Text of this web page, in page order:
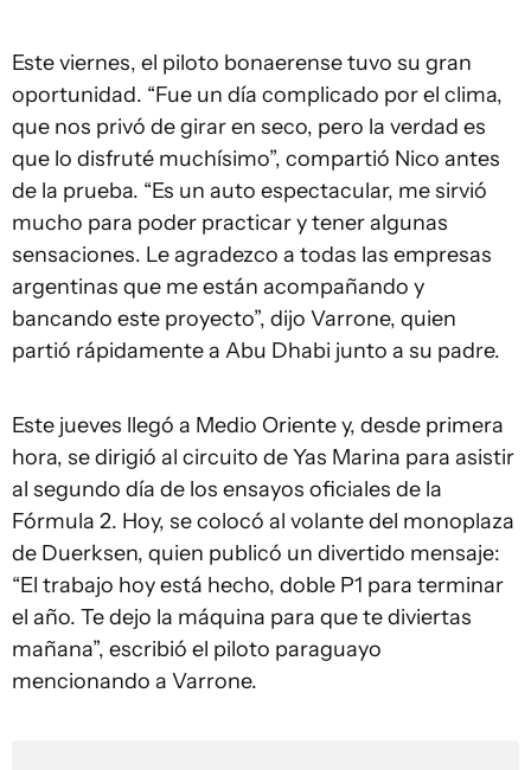
Este viernes, el piloto bonaerense tuvo su gran
oportunidad. “Fue un día complicado por el clima,
que nos privó de girar en seco, pero la verdad es
que lo disfruté muchísimo”, compartió Nico antes
de la prueba. “Es un auto espectacular, me sirvió
mucho para poder practicar y tener algunas
sensaciones. Le agradezco a todas las empresas
argentinas que me están acompañando y
bancando este proyecto”, dijo Varrone, quien
partió rápidamente a Abu Dhabi junto a su padre.
Este jueves llegó a Medio Oriente y, desde primera
hora, se dirigió al circuito de Yas Marina para asistir
al segundo día de los ensayos oficiales de la
Fórmula 2. Hoy, se colocó al volante del monoplaza
de Duerksen, quien publicó un divertido mensaje:
“El trabajo hoy está hecho, doble P1 para terminar
el año. Te dejo la máquina para que te diviertas
mañana”, escribió el piloto paraguayo
mencionando a Varrone.